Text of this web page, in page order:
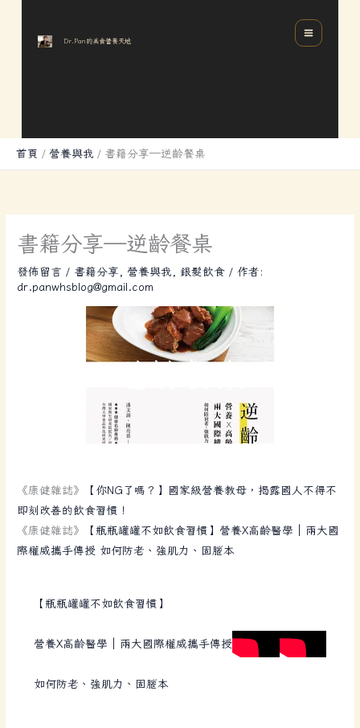
Dr.Pan的美食營養天地
MENU
首頁 營養與我 書籍分享—逆齡餐桌
書籍分享—逆齡餐桌
發佈留言 / 書籍分享 營養與我 銀髮飲食 / 作者:
dr.panwhsblog@gmail.com
《康健雜誌》
【你NG了嗎？】國家級營養教母，揭露國人不得不
即刻改善的飲食習慣！
《康健雜誌》
【瓶瓶罐罐不如飲食習慣】營養X高齡醫學│兩大國
際權威攜手傳授 如何防老、強肌力、固腦本
【瓶瓶罐罐不如飲食習慣】
營養X高齡醫學│兩大國際權威攜手傳授
如何防老、強肌力、固腦本